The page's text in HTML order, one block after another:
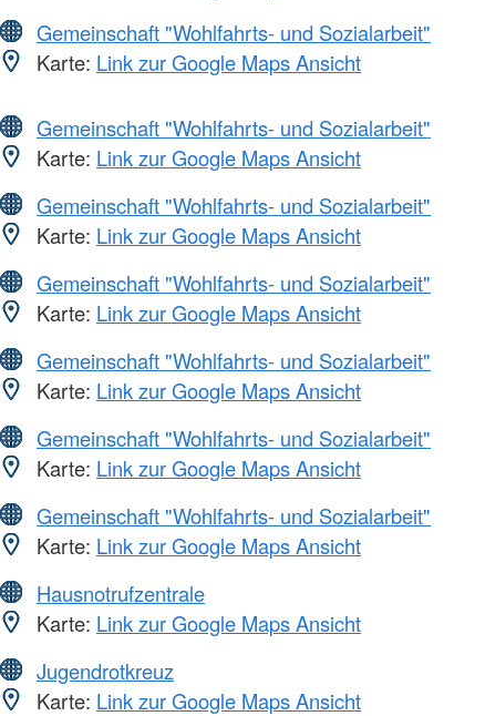
Gemeinschaft "Wohlfahrts- und Sozialarbeit"
Karte: Link zur Google Maps Ansicht
Gemeinschaft "Wohlfahrts- und Sozialarbeit"
Karte: Link zur Google Maps Ansicht
Gemeinschaft "Wohlfahrts- und Sozialarbeit"
Karte: Link zur Google Maps Ansicht
Gemeinschaft "Wohlfahrts- und Sozialarbeit"
Karte: Link zur Google Maps Ansicht
Gemeinschaft "Wohlfahrts- und Sozialarbeit"
Karte: Link zur Google Maps Ansicht
Gemeinschaft "Wohlfahrts- und Sozialarbeit"
Karte: Link zur Google Maps Ansicht
Gemeinschaft "Wohlfahrts- und Sozialarbeit"
Karte: Link zur Google Maps Ansicht
Hausnotrufzentrale
Karte: Link zur Google Maps Ansicht
Jugendrotkreuz
Karte: Link zur Google Maps Ansicht